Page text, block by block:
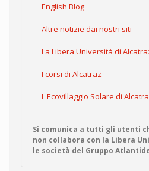
English Blog
Altre notizie dai nostri siti
La Libera Università di
I corsi di Alcatraz
L'Ecovillaggio Solare di
Si comunica a tutti gli utenti
non collabora con la Libera
le società del Gruppo